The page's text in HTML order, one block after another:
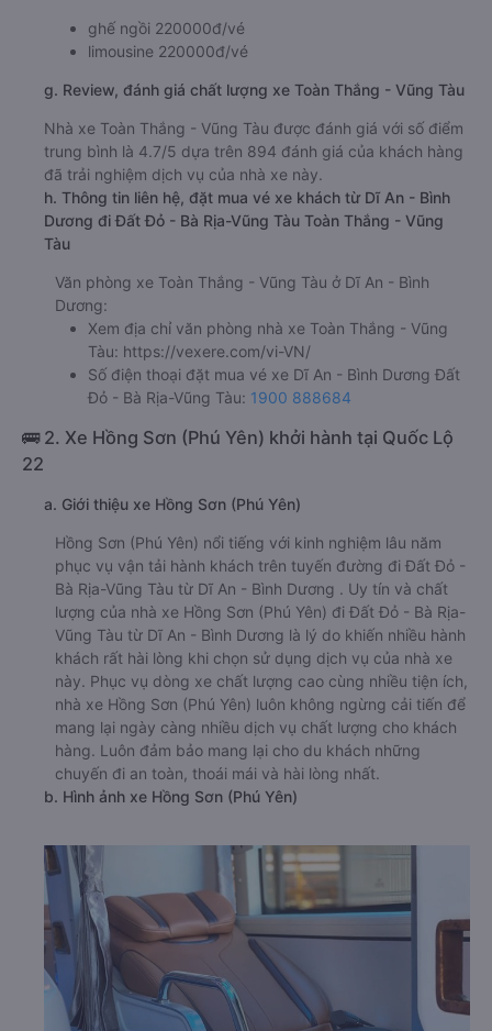
ghế ngồi 220000đ/vé
limousine 220000đ/vé
g. Review, đánh giá chất lượng xe Toàn Thắng - Vũng Tàu
Nhà xe Toàn Thắng - Vũng Tàu được đánh giá với số điểm
trung bình là 4.7/5 dựa trên 894 đánh giá của khách hàng
đã trải nghiệm dịch vụ của nhà xe này.
h. Thông tin liên hệ, đặt mua vé xe khách từ Dĩ An - Bình
Dương đi Đất Đỏ - Bà Rịa-Vũng Tàu Toàn Thắng - Vũng
Tàu
Văn phòng xe Toàn Thắng - Vũng Tàu ở Dĩ An - Bình
Dương:
Xem địa chỉ văn phòng nhà xe Toàn Thắng - Vũng
Tàu: https://vexere.com/vi-VN/
Số điện thoại đặt mua vé xe Dĩ An - Bình Dương Đất
Đỏ - Bà Rịa-Vũng Tàu: 1900 888684
🚌 2. Xe Hồng Sơn (Phú Yên) khởi hành tại Quốc Lộ
22
a. Giới thiệu xe Hồng Sơn (Phú Yên)
Hồng Sơn (Phú Yên) nổi tiếng với kinh nghiệm lâu năm
phục vụ vận tải hành khách trên tuyến đường đi Đất Đỏ -
Bà Rịa-Vũng Tàu từ Dĩ An - Bình Dương . Uy tín và chất
lượng của nhà xe Hồng Sơn (Phú Yên) đi Đất Đỏ - Bà Rịa-
Vũng Tàu từ Dĩ An - Bình Dương là lý do khiến nhiều hành
khách rất hài lòng khi chọn sử dụng dịch vụ của nhà xe
này. Phục vụ dòng xe chất lượng cao cùng nhiều tiện ích,
nhà xe Hồng Sơn (Phú Yên) luôn không ngừng cải tiến để
mang lại ngày càng nhiều dịch vụ chất lượng cho khách
hàng. Luôn đảm bảo mang lại cho du khách những
chuyến đi an toàn, thoái mái và hài lòng nhất.
b. Hình ảnh xe Hồng Sơn (Phú Yên)